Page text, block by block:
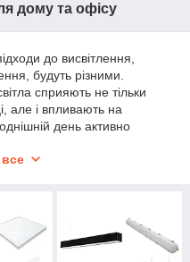
дому та офісу
до висвітлення,
будуть різними.
сприяють не тільки
але і впливають на
день активно
вбудовувані,